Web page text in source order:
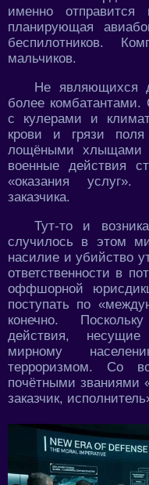
именно отправится
планирующая
беспилотников.
мальчиков.
Не являющихся
более
с кулерами и
крови и грязи
лощёными хлыщами
военные действия
«оказания услуг».
заказчика.
Тут-то и
случилось в этом
насилие и убийство
ответственности в
оффшорной
поступать по
конечно.
действия,
мирному
терроризмом. Со
почётными званиями
заказчик,